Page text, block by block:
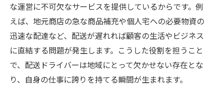
な運営に不可欠なサービスを提供しているからです。例
えば、地元商店の急な商品補充や個人宅への必要物資の
迅速な配達など、配送が遅れれば顧客の生活やビジネス
に直結する問題が発生します。こうした役割を担うこと
で、配送ドライバーは地域にとって欠かせない存在とな
り、自身の仕事に誇りを持てる瞬間が生まれます。